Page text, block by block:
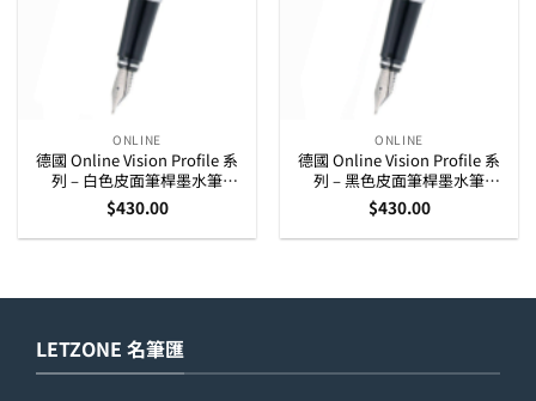
ONLINE
德國 Online Vision Profile 系
列 – 白色皮面筆桿墨水筆
(36795)
$430.00
ONLINE
德國 Online Vision Profile 系
列 – 黑色皮面筆桿墨水筆
(36766)
$430.00
LETZONE 名筆匯